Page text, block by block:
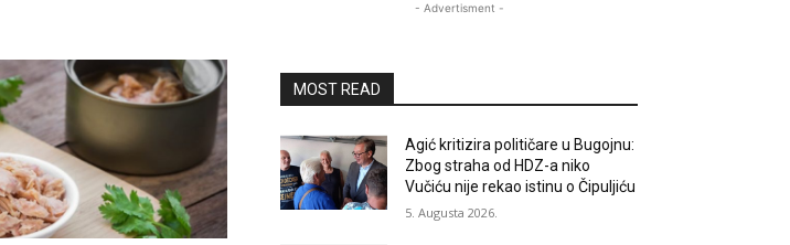
- Advertisment -
MOST READ
Agić kritizira političare u Bugojnu:
Zbog straha od HDZ-a niko
Vučiću nije rekao istinu o Čipuljiću
5. Augusta 2026.